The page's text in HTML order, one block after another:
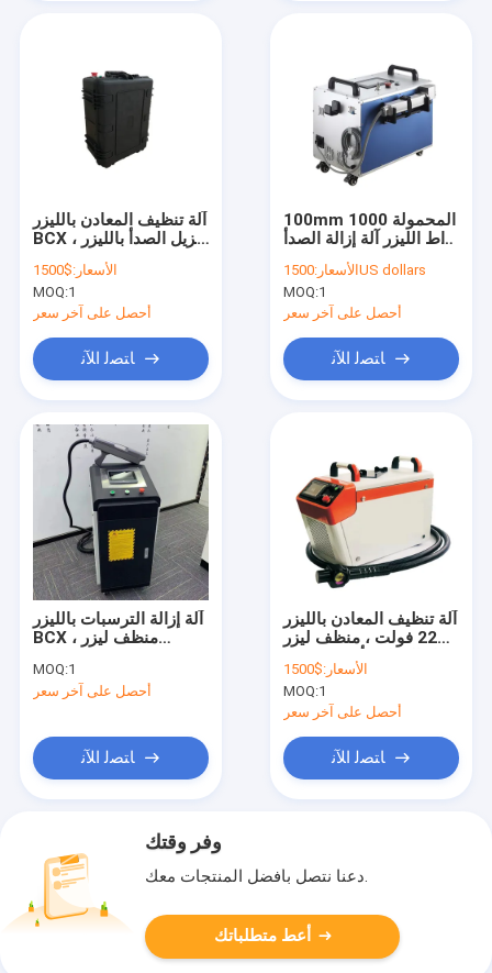
آلة تنظيف المعادن بالليزر
BCX ، مزيل الصدأ بالليزر
الأسعار:$1500
MOQ:1
أحصل على آخر سعر
ﺎﺘﺼﻟ ﺍﻶﻧ
100mm المحمولة 1000
واط الليزر آلة إزالة الصدأ
CE المعتمدة
الأسعار:1500US dollars
MOQ:1
أحصل على آخر سعر
ﺎﺘﺼﻟ ﺍﻶﻧ
آلة إزالة الترسبات بالليزر
BCX ، منظف ليزر
MOQ:1
أحصل على آخر سعر
ﺎﺘﺼﻟ ﺍﻶﻧ
آلة تنظيف المعادن بالليزر
220 فولت ، منظف ليزر
وات
الأسعار:$1500
MOQ:1
أحصل على آخر سعر
ﺎﺘﺼﻟ ﺍﻶﻧ
وفر وقتك
دعنا نتصل بأفضل المنتجات معك.
أعط متطلباتك